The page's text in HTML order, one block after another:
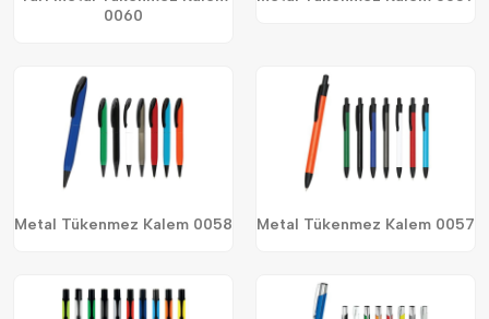
0060
Metal Tükenmez Kalem 0058 Metal Tükenmez Kalem 0057